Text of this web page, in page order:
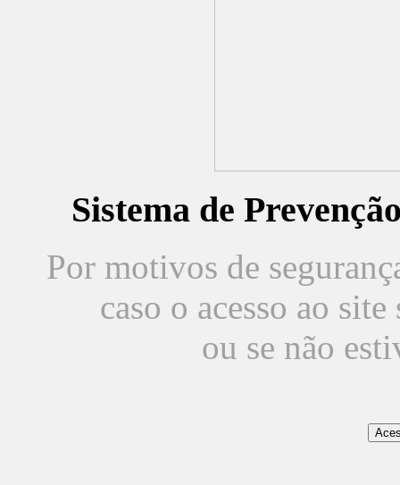
Sistema de
Por motivos de
caso o acesso ao
ou se não